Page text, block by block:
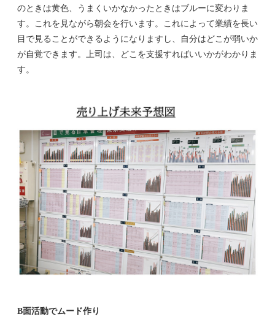
のときは黄色、うまくいかなかったときはブルーに変わりま
す。これを見ながら朝会を行います。これによって業績を長い
目で見ることができるようになりますし、自分はどこが弱いか
が自覚できます。上司は、どこを支援すればいいかがわかりま
す。
B面活動でムード作り